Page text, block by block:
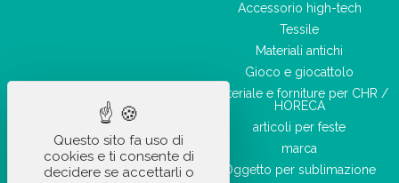
Accessorio high-tech
Tessile
Materiali antichi
Gioco e giocattolo
Materiale e forniture per CHR /
HORECA
articoli per feste
marca
Oggetto per sublimazione
Questo sito fa uso di
cookies e ti consente di
decidere se accettarli o